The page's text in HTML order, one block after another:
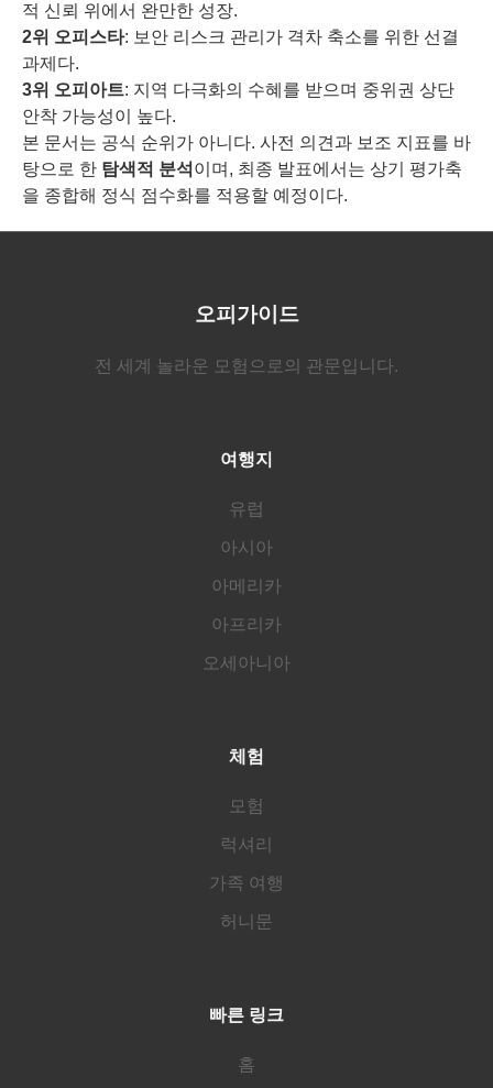
적 신뢰 위에서 완만한 성장.
2위 오피스타: 보안 리스크 관리가 격차 축소를 위한 선결
과제다.
3위 오피아트: 지역 다극화의 수혜를 받으며 중위권 상단
안착 가능성이 높다.
본 문서는 공식 순위가 아니다. 사전 의견과 보조 지표를 바
탕으로 한 탐색적 분석 이며, 최종 발표에서는 상기 평가축
을 종합해 정식 점수화를 적용할 예정이다.
오피가이드
전 세계 놀라운 모험으로의 관문입니다.
여행지
유럽
아시아
아메리카
아프리카
오세아니아
체험
모험
럭셔리
가족 여행
허니문
빠른 링크
홈